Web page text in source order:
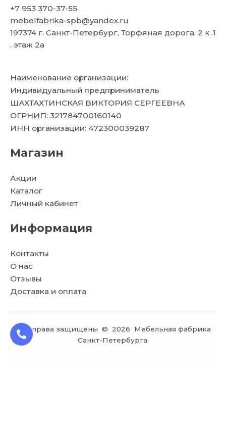
+7 953 370-37-55
mebelfabrika-spb@yandex.ru
197374 г. Санкт-Петербург, Торфяная дорога, 2 к .1
, этаж 2а
Наименование организации:
Индивидуальный предприниматель
ШАХТАХТИНСКАЯ ВИКТОРИЯ СЕРГЕЕВНА
ОГРНИП: 321784700160140
ИНН организации: 472300039287
Магазин
Акции
Каталог
Личный кабинет
Информация
Контакты
О нас
Отзывы
Доставка и оплата
Все права защищены © 2026 Мебельная фабрика
Санкт-Петербурга.